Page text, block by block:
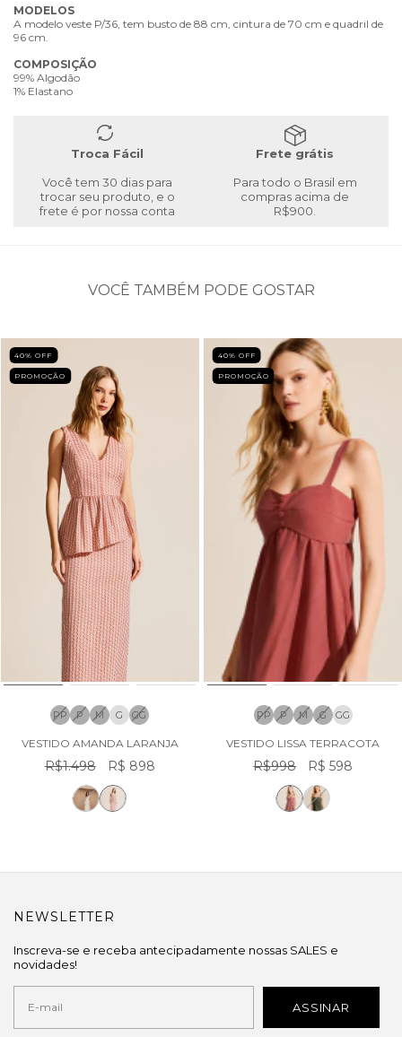
MODELOS
A modelo veste P/36, tem busto de 88 cm, cintura de 70 cm e quadril de
96 cm.
COMPOSIÇÃO
99% Algodão
1% Elastano
Troca Fácil
Você tem 30 dias para
trocar seu produto, e o
frete é por nossa conta
Frete grátis
Para todo o Brasil em
compras acima de
R$900.
VOCÊ TAMBÉM PODE GOSTAR
40% OFF
PROMOÇÃO
PP P M G GG
VESTIDO AMANDA LARANJA
R$1.498 R$ 898
40% OFF
PROMOÇÃO
PP P M G GG
VESTIDO LISSA TERRACOTA
R$998 R$ 598
NEWSLETTER
Inscreva-se e receba antecipadamente nossas SALES e
novidades!